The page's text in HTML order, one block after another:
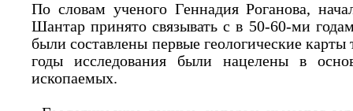
По словам ученого Геннадия Роганова,
Шантар принято связывать с в 50-60-ми
были составлены первые геологические
годы исследования были нацелены в
ископаемых.